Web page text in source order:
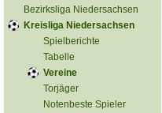
Bezirksliga Niedersachsen
Kreisliga Niedersachsen
Spielberichte
Tabelle
Vereine
Torjäger
Notenbeste Spieler